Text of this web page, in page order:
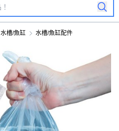
水槽/魚缸 水槽/魚缸配件